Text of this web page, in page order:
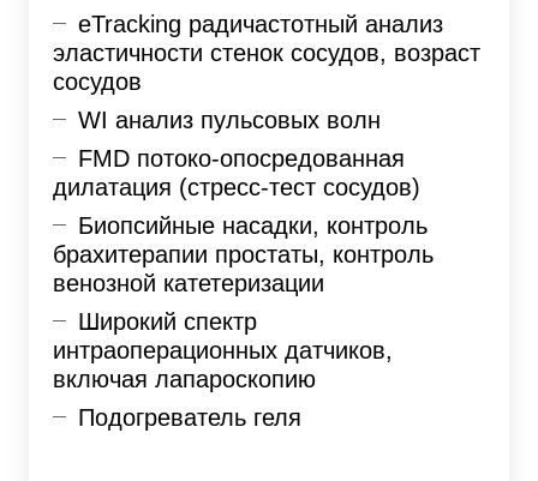
eTracking радичастотный анализ
эластичности стенок сосудов, возраст
сосудов
WI анализ пульсовых волн
FMD потоко-опосредованная
дилатация (стресс-тест сосудов)
Биопсийные насадки, контроль
брахитерапии простаты, контроль
венозной катетеризации
Широкий спектр
интраоперационных датчиков,
включая лапароскопию
Подогреватель геля